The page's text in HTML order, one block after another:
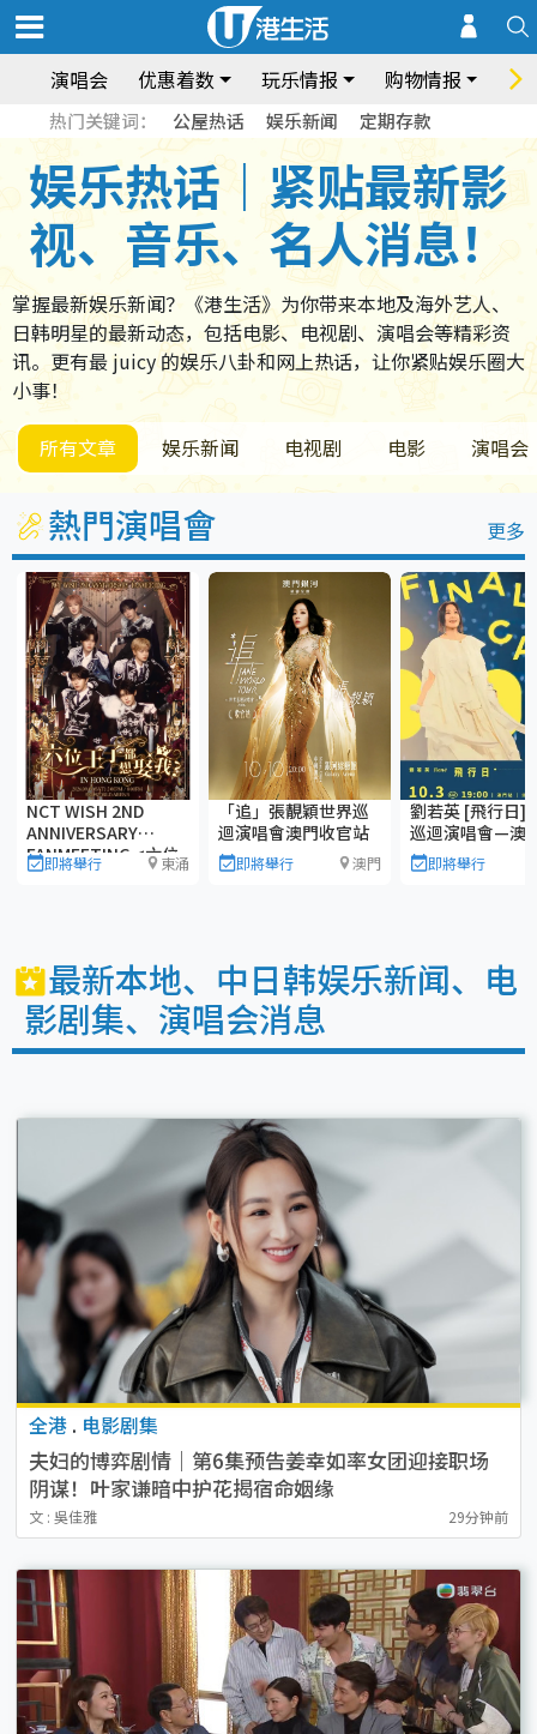
演唱会 优惠着数 玩乐情报 购物情报 饮
热门关键词： 公屋热话 娱乐新闻 定期存款
娱乐热话｜紧贴最新影
视、音乐、名人消息！
掌握最新娱乐新闻？《港生活》为你带来本地及海外艺人、
日韩明星的最新动态，包括电影、电视剧、演唱会等精彩资
讯。更有最 juicy 的娱乐八卦和网上热话，让你紧贴娱乐圈大
小事！
所有文章
娱乐新闻 电视剧 电影 演唱会
熱門演唱會 更多
NCT WISH 2ND
ANNIVERSARY
FANMEETING <六位
王子都想娶我？>香港
即將舉行 東涌
「追」張靚穎世界巡
迴演唱會澳門收官站
即將舉行 澳門
劉若英 [飛行日]
巡迴演唱會—澳
即將舉行
最新本地、中日韩娱乐新闻、电
影剧集、演唱会消息
全港 . 电影剧集
夫妇的博弈剧情｜第6集预告姜幸如率女团迎接职场
阴谋！叶家谦暗中护花揭宿命姻缘
文 : 吳佳雅 29分钟前